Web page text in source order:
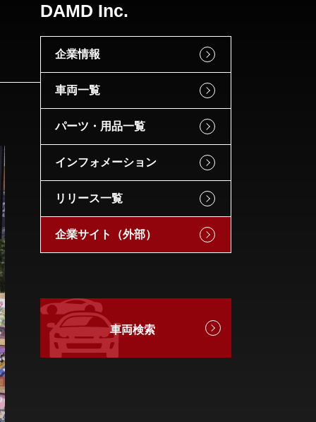
DAMD Inc.
企業情報
車両一覧
パーツ・用品一覧
インフォメーション
リリース一覧
企業サイト（外部）
車両検索